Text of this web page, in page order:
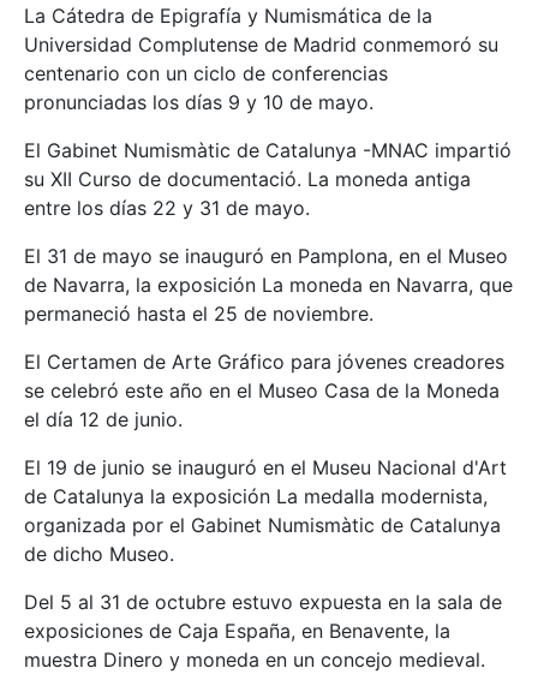
La Cátedra de Epigrafía y Numismática de la
Universidad Complutense de Madrid conmemoró su
centenario con un ciclo de conferencias
pronunciadas los días 9 y 10 de mayo.
El Gabinet Numismàtic de Catalunya -MNAC impartió
su XII Curso de documentació. La moneda antiga
entre los días 22 y 31 de mayo.
El 31 de mayo se inauguró en Pamplona, en el Museo
de Navarra, la exposición La moneda en Navarra, que
permaneció hasta el 25 de noviembre.
El Certamen de Arte Gráfico para jóvenes creadores
se celebró este año en el Museo Casa de la Moneda
el día 12 de junio.
El 19 de junio se inauguró en el Museu Nacional d'Art
de Catalunya la exposición La medalla modernista,
organizada por el Gabinet Numismàtic de Catalunya
de dicho Museo.
Del 5 al 31 de octubre estuvo expuesta en la sala de
exposiciones de Caja España, en Benavente, la
muestra Dinero y moneda en un concejo medieval.